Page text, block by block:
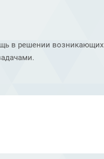
в решении возникающих